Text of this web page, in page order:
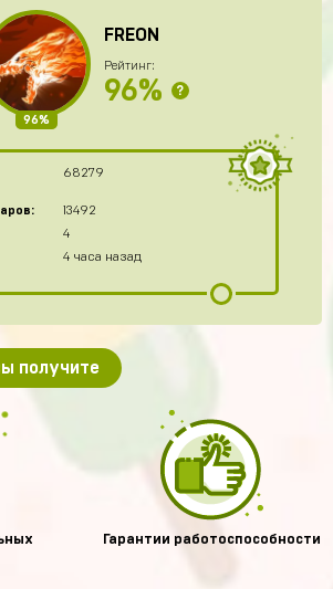
96%
FREON
Рейтинг:
96% ?
68279
13492
4
4 часа назад
получите
Гарантии работоспособности